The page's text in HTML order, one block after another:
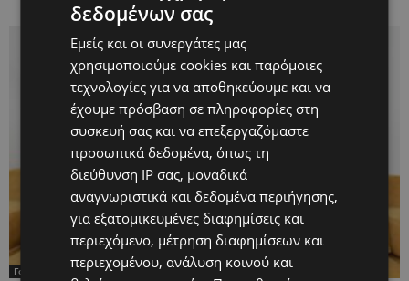
Γονιμότητα
δεδομένων σας
Εμείς και οι συνεργάτες μας
χρησιμοποιούμε cookies και παρόμοιες
τεχνολογίες για να αποθηκεύουμε και να
έχουμε πρόσβαση σε πληροφορίες στη
συσκευή σας και να επεξεργαζόμαστε
προσωπικά δεδομένα, όπως τη
διεύθυνση IP σας, μοναδικά
αναγνωριστικά και δεδομένα περιήγησης,
για εξατομικευμένες διαφημίσεις και
περιεχόμενο, μέτρηση διαφημίσεων και
περιεχομένου, ανάλυση κοινού και